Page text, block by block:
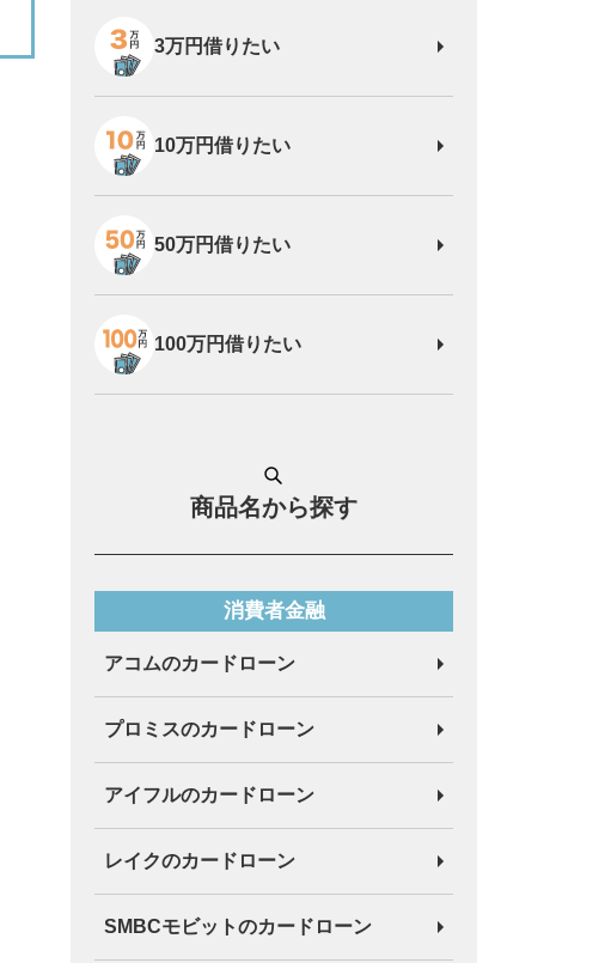
3万円借りたい
10万円借りたい
50万円借りたい
100万円借りたい
商品名から探す
消費者金融
アコムのカードローン
プロミスのカードローン
アイフルのカードローン
レイクのカードローン
SMBCモビットのカードローン